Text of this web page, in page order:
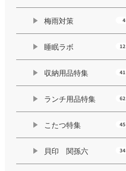
梅雨対策 4
睡眠ラボ 12
収納用品特集 41
ランチ用品特集 62
こたつ特集 45
貝印 関孫六 34